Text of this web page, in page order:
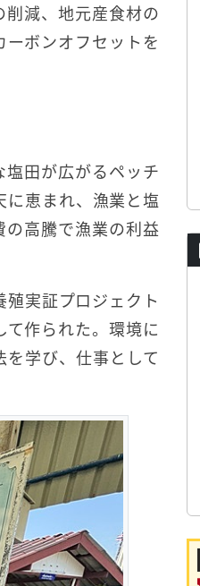
減、地元産食材の
ボンオフセットを
田が広がるペッチ
恵まれ、漁業と塩
高騰で漁業の利益
実証プロジェクト
作られた。環境に
学び、仕事として